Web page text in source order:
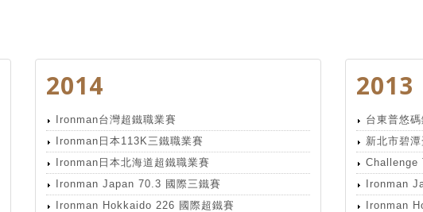
2014
Ironman台灣超鐵職業賽
Ironman日本113K三鐵職業賽
Ironman日本北海道超鐵職業賽
Ironman Japan 70.3 國際三鐵賽
Ironman Hokkaido 226 國際超鐵賽
2013
台東普悠
新北市碧
Challenge
Ironman
Ironman